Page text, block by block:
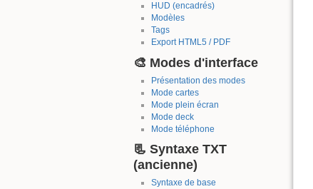
HUD (encadrés)
Modèles
Tags
Export HTML5 / PDF
🎨 Modes d'interface
Présentation des modes
Mode cartes
Mode plein écran
Mode deck
Mode téléphone
📃 Syntaxe TXT
(ancienne)
Syntaxe de base